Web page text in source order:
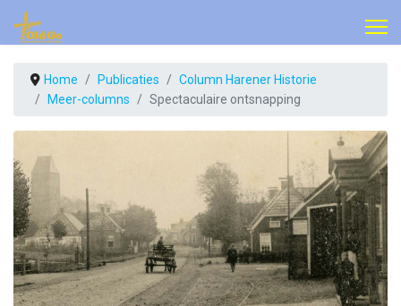
Home Publicaties
Column Harener Historie
Meer-columns
Spectaculaire ontsnapping